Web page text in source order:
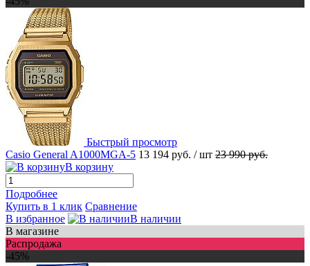
Быстрый просмотр
Casio General A1000MGA-5 13 194 руб. / шт 23 990 руб.
В корзину
Подробнее
Купить в 1 клик Сравнение
В избранное
В наличии
В магазине
Распродажа
-45%